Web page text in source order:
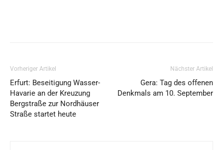
Vorheriger Artikel
Erfurt: Beseitigung Wasser-
Havarie an der Kreuzung
Bergstraße zur Nordhäuser
Straße startet heute
Nächster Artikel
Gera: Tag des offenen
Denkmals am 10. September